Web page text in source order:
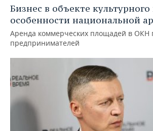
Бизнес в объекте
особенности национальной
Аренда коммерческих площадей в ОКН
предпринимателей